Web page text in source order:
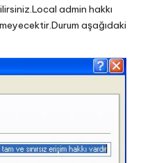
admin hakkı
aşağıdaki